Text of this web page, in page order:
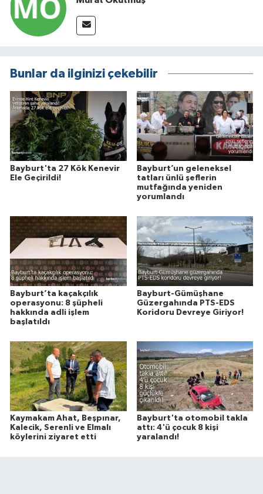
Bunlar da ilginizi çekebilir
Bayburt'ta 27 Kök Kenevir
Ele Geçirildi!
Bayburt’un geleneksel
tatları ünlü şeflerin
mutfağında yeniden
yorumlandı
Bayburt’ta kaçakçılık
operasyonu: 8 şüpheli
hakkında adli işlem
başlatıldı
Bayburt-Gümüşhane
Güzergahında PTS-EDS
Koridoru Devreye Giriyor!
Kaymakam Ahat, Beşpınar,
Kalecik, Serenli ve Elmalı
köylerini ziyaret etti
Bayburt'ta otomobil takla
attı: 4'ü çocuk 8 kişi
yaralandı!